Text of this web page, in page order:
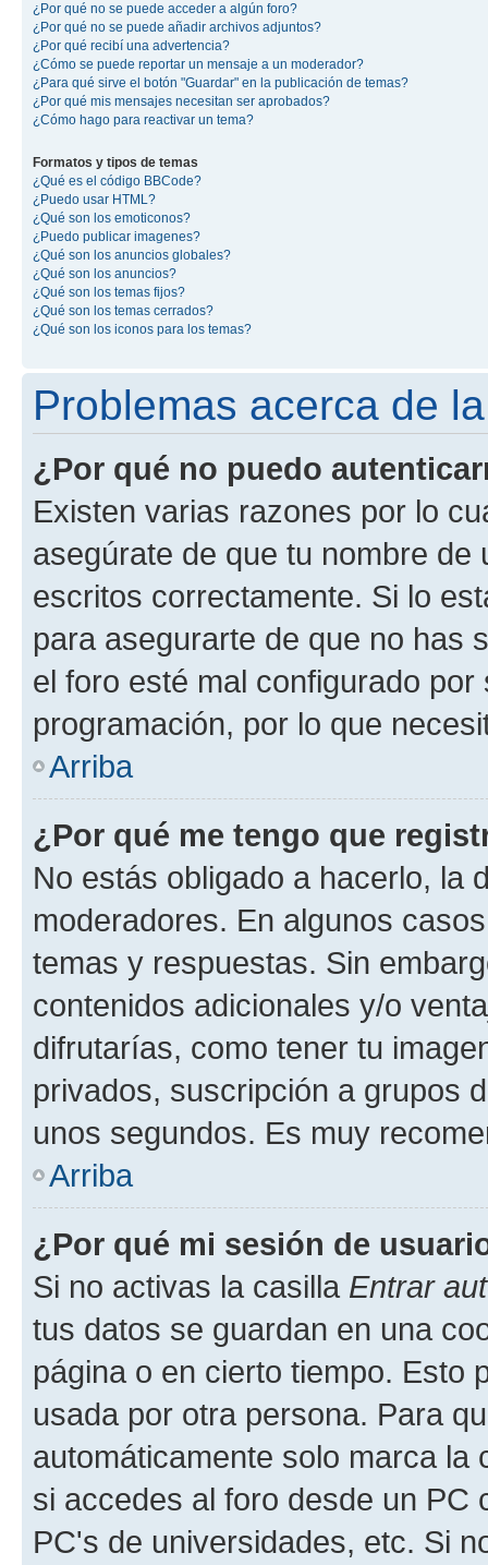
¿Por qué no se puede acceder a algún foro?
¿Por qué no se puede añadir archivos adjuntos?
¿Por qué recibí una advertencia?
¿Cómo se puede reportar un mensaje a un moderador?
¿Para qué sirve el botón "Guardar" en la publicación de temas?
¿Por qué mis mensajes necesitan ser aprobados?
¿Cómo hago para reactivar un tema?
Formatos y tipos de temas
¿Qué es el código BBCode?
¿Puedo usar HTML?
¿Qué son los emoticonos?
¿Puedo publicar imagenes?
¿Qué son los anuncios globales?
¿Qué son los anuncios?
¿Qué son los temas fijos?
¿Qué son los temas cerrados?
¿Qué son los iconos para los temas?
Problemas acerca de
¿Por qué no puedo
Existen varias razones por lo
asegúrate de que tu nombre
escritos correctamente. Si lo
para asegurarte de que no has
el foro esté mal configurado
programación, por lo que
Arriba
¿Por qué me tengo que
No estás obligado a hacerlo, la
moderadores. En algunos
temas y respuestas. Sin
contenidos adicionales y/o
difrutarías, como tener tu
privados, suscripción a grupos
unos segundos. Es muy
Arriba
¿Por qué mi sesión de
Si no activas la casilla Entrar
tus datos se guardan en una
página o en cierto tiempo. Esto
usada por otra persona. Para
automáticamente solo marca la
si accedes al foro desde un PC
PC's de universidades, etc. Si